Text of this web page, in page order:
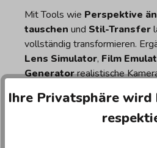
Mit Tools wie Perspektive
tauschen und Stil-Transfer
vollständig transformieren.
Lens Simulator, Film
Generatorrealistische
Professionelle
Ihre Privatsphäre wird